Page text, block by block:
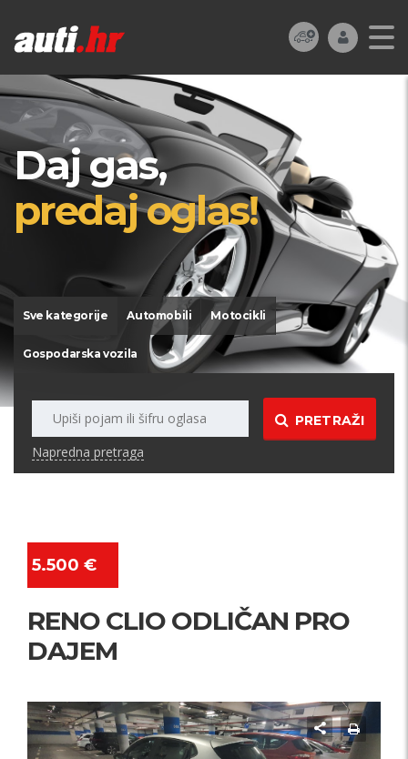
Daj gas,
predaj oglas!
Sve kategorije Automobili Motocikli
Gospodarska vozila
PRETRAŽI
Napredna pretraga
5.500 €
RENO CLIO ODLIČAN PRO
DAJEM